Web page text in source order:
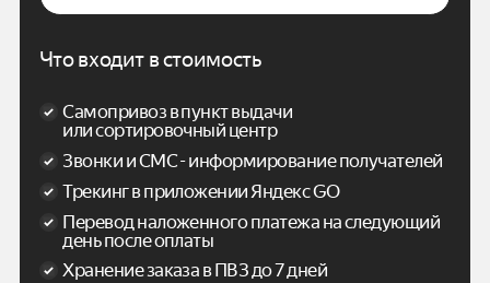
Что входит в стоимость
Самопривоз в пункт выдачи
или сортировочный центр
Звонки и СМС - информирование получателей
Трекинг в приложении Яндекс GO
Перевод наложенного платежа на следующий
день после оплаты
Хранение заказа в ПВЗ до 7 дней